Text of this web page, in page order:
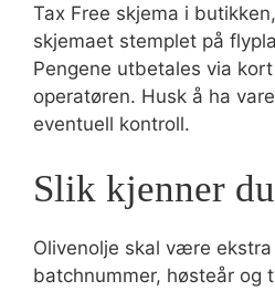
Tax Free skjema i
skjemaet stemplet på
Pengene utbetales via
operatøren. Husk å ha
eventuell kontroll.
Slik kjenner
Olivenolje skal være ekstra
batchnummer, høsteår og